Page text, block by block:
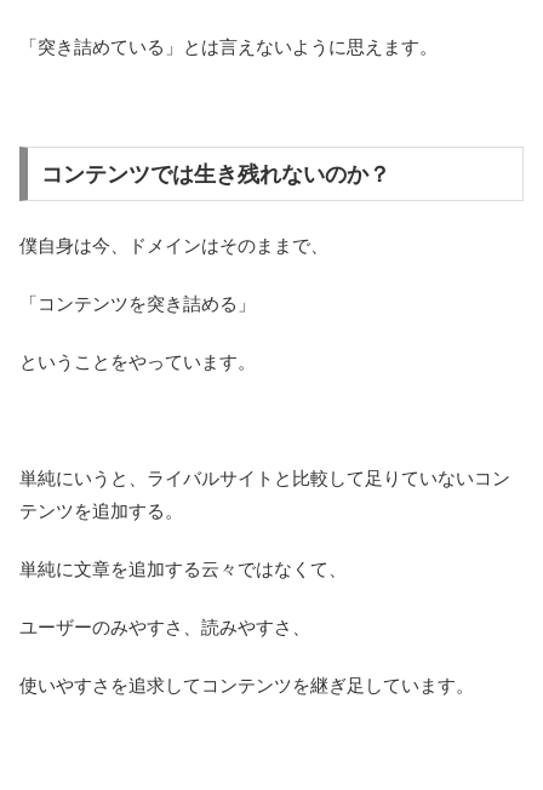
「突き詰めている」とは言えないように思えます。
コンテンツでは生き残れないのか？
僕自身は今、ドメインはそのままで、
「コンテンツを突き詰める」
ということをやっています。
単純にいうと、ライバルサイトと比較して足りていないコン
テンツを追加する。
単純に文章を追加する云々ではなくて、
ユーザーのみやすさ、読みやすさ、
使いやすさを追求してコンテンツを継ぎ足しています。